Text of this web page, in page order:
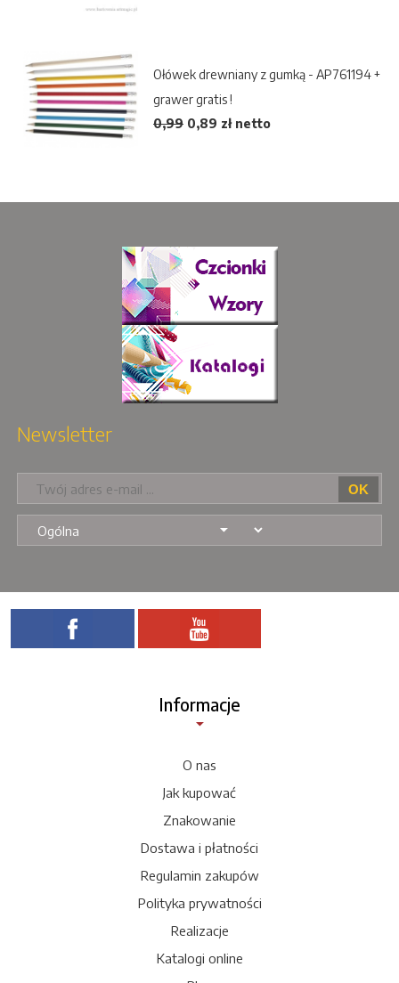
Ołówek drewniany z gumką - AP761194 +
grawer gratis !
0,99 0,89 zł netto
Newsletter
Informacje
O nas
Jak kupować
Znakowanie
Dostawa i płatności
Regulamin zakupów
Polityka prywatności
Realizacje
Katalogi online